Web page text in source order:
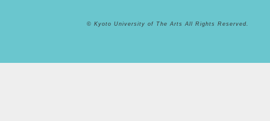
© Kyoto University of The Arts All Rights Reserved.